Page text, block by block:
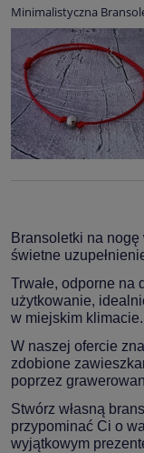
Minimalistyczna
Bransoletki na
świetne
Trwałe, odporne na
użytkowanie,
w miejskim klimacie.
W naszej ofercie
zdobione
poprzez
Stwórz własną
przypominać Ci o
wyjątkowym